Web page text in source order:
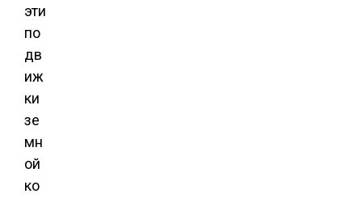
эти
по
дв
иж
ки
зе
мн
ой
ко